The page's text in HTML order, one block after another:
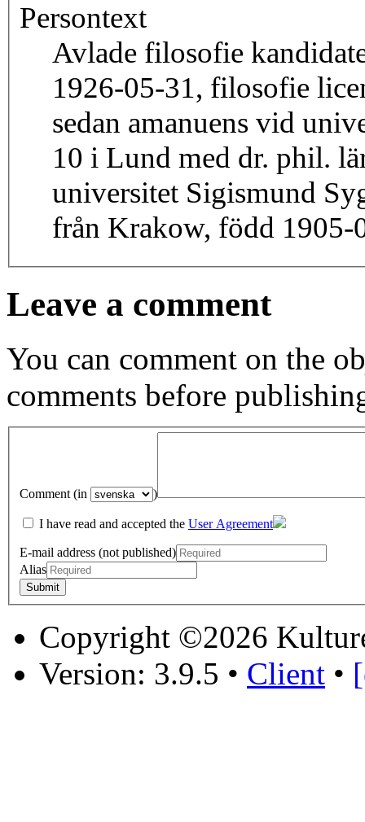
Persontext
Avlade filosofie
1926-05-31, filosofie
sedan amanuens vid
10 i Lund med dr. phil.
universitet Sigismund
från Krakow, född 1905-
Leave a comment
You can comment on the
comments before
Comment (in )
I have read and accepted the User Agreement
E-mail address (not published)
Alias
Copyright ©2026
Version: 3.9.5 • Client •